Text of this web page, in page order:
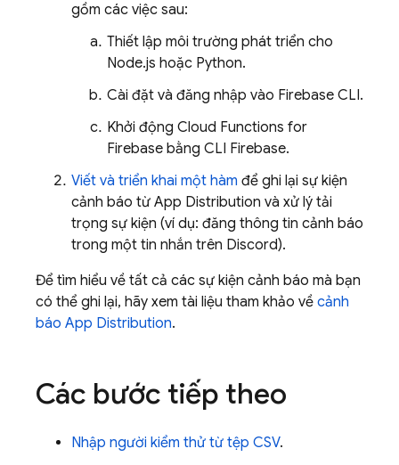
gồm các việc sau:
Thiết lập môi trường phát triển cho
Node.js hoặc Python.
Cài đặt và đăng nhập vào Firebase CLI.
Khởi động Cloud Functions for
Firebase bằng CLI Firebase.
Viết và triển khai một hàm để ghi lại sự kiện
cảnh báo từ App Distribution và xử lý tải
trọng sự kiện (ví dụ: đăng thông tin cảnh báo
trong một tin nhắn trên Discord).
Để tìm hiểu về tất cả các sự kiện cảnh báo mà bạn
có thể ghi lại, hãy xem tài liệu tham khảo về cảnh
báo App Distribution.
Các bước tiếp theo
Nhập người kiểm thử từ tệp CSV.